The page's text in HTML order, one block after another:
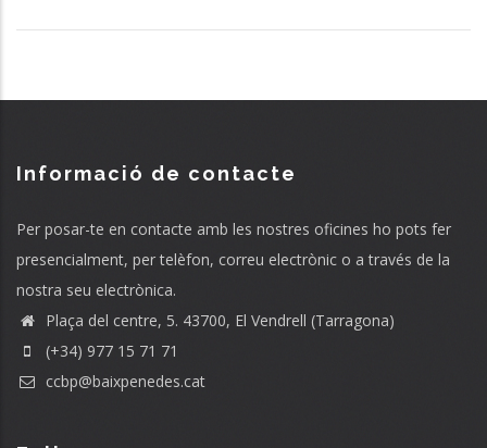
Informació de contacte
Per posar-te en contacte amb les nostres oficines ho pots fer
presencialment, per telèfon, correu electrònic o a través de la
nostra seu electrònica.
Plaça del centre, 5. 43700, El Vendrell (Tarragona)
(+34) 977 15 71 71
ccbp@baixpenedes.cat